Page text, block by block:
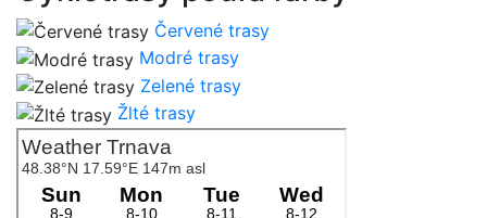
Červené trasy
Modré trasy
Zelené trasy
Žlté trasy